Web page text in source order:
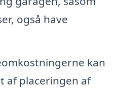
også have
kan
af placeringen af